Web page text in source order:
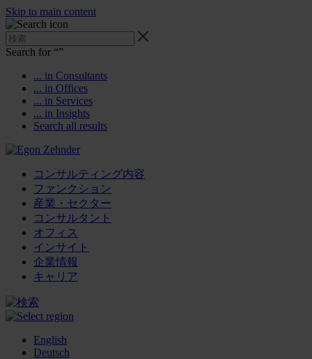
Skip to main content
Search for “”
... in Consultants
... in Offices
... in Services
... in Insights
Search all results
コンサルティング内容
ファンクション
産業・セクター
コンサルタント
オフィス
インサイト
企業情報
キャリア
English
Deutsch